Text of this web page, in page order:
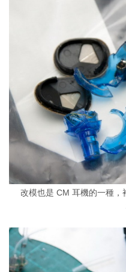
改模也是 CM 耳機的一種，